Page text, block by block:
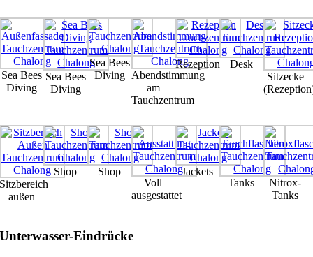
Sea Bees
Diving
Sea Bees
Diving
Sea Bees
Diving Abendstimmung
am
Tauchzentrum
Rezeption
Desk
Sitzecke
Sitzbereich
außen
Shop
Shop
Voll
ausgestattet
Jackets
Tanks
Nitrox-
Tanks
Unterwasser-Eindrücke